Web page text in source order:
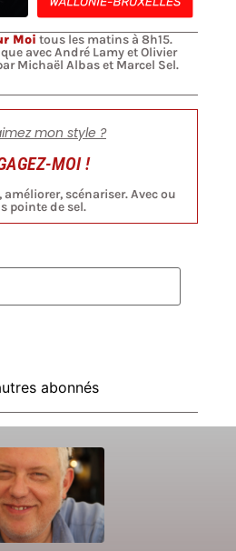
Moi tous les matins à 8h15.
avec André Lamy et Olivier
Michaël Albas et Marcel Sel.
mon style ?
MOI !
améliorer, scénariser. Avec ou
pointe de sel.
abonnés